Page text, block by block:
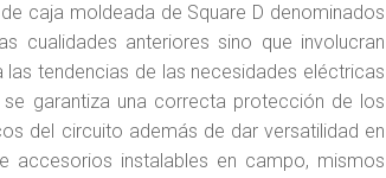
caja moldeada de Square D denominados
cualidades anteriores sino que involucran
tendencias de las necesidades eléctricas
garantiza una correcta protección de los
del circuito además de dar versatilidad en
accesorios instalables en campo, mismos